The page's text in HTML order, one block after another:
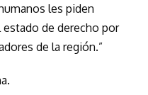
les piden
estado de derecho por
de la región.”